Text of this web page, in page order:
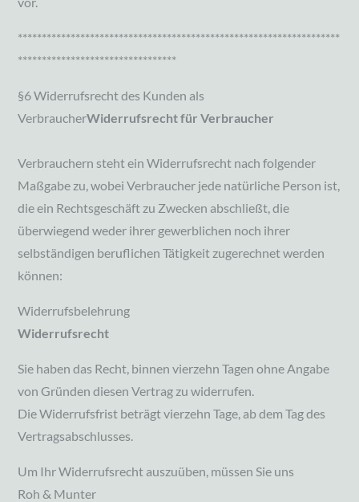
*******************************************************************
*********************************
§6 Widerrufsrecht des Kunden als
VerbraucherWiderrufsrecht für Verbraucher
Verbrauchern steht ein Widerrufsrecht nach folgender
Maßgabe zu, wobei Verbraucher jede natürliche Person ist,
die ein Rechtsgeschäft zu Zwecken abschließt, die
überwiegend weder ihrer gewerblichen noch ihrer
selbständigen beruflichen Tätigkeit zugerechnet werden
können:
Widerrufsbelehrung
Widerrufsrecht
Sie haben das Recht, binnen vierzehn Tagen ohne Angabe
von Gründen diesen Vertrag zu widerrufen.
Die Widerrufsfrist beträgt vierzehn Tage, ab dem Tag des
Vertragsabschlusses.
Um Ihr Widerrufsrecht auszuüben, müssen Sie uns
Roh & Munter